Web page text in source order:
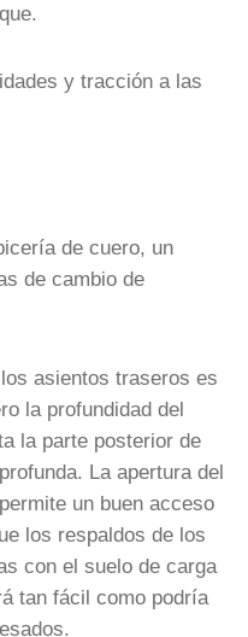
y tracción a las
de cuero, un
de cambio de
asientos traseros es
la profundidad del
la parte posterior de
La apertura del
un buen acceso
los respaldos de los
con el suelo de carga
tan fácil como podría